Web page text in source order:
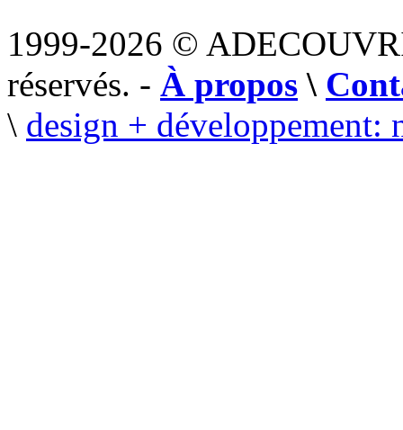
1999-2026 ©
réservés. - À propos \
\ design + développement: